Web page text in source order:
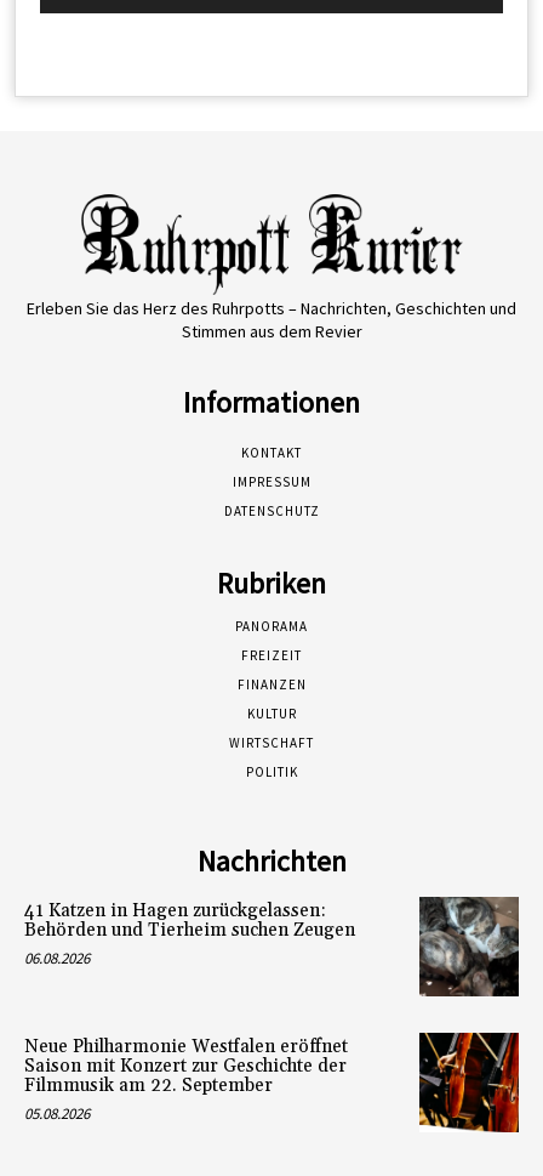
Erleben Sie das Herz des Ruhrpotts – Nachrichten, Geschichten und
Stimmen aus dem Revier
Informationen
KONTAKT
IMPRESSUM
DATENSCHUTZ
Rubriken
PANORAMA
FREIZEIT
FINANZEN
KULTUR
WIRTSCHAFT
POLITIK
Nachrichten
41 Katzen in Hagen zurückgelassen:
Behörden und Tierheim suchen Zeugen
06.08.2026
Neue Philharmonie Westfalen eröffnet
Saison mit Konzert zur Geschichte der
Filmmusik am 22. September
05.08.2026